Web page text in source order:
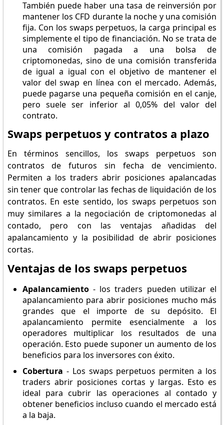
También puede haber una tasa de reinversión por
mantener los CFD durante la noche y una comisión
fija. Con los swaps perpetuos, la carga principal es
simplemente el tipo de financiación. No se trata de
una comisión pagada a una bolsa de
criptomonedas, sino de una comisión transferida
de igual a igual con el objetivo de mantener el
valor del swap en línea con el mercado. Además,
puede pagarse una pequeña comisión en el canje,
pero suele ser inferior al 0,05% del valor del
contrato.
Swaps perpetuos y contratos a plazo
En términos sencillos, los swaps perpetuos son
contratos de futuros sin fecha de vencimiento.
Permiten a los traders abrir posiciones apalancadas
sin tener que controlar las fechas de liquidación de los
contratos. En este sentido, los swaps perpetuos son
muy similares a la negociación de criptomonedas al
contado, pero con las ventajas añadidas del
apalancamiento y la posibilidad de abrir posiciones
cortas.
Ventajas de los swaps perpetuos
Apalancamiento- los traders pueden utilizar el
apalancamiento para abrir posiciones mucho más
grandes que el importe de su depósito. El
apalancamiento permite esencialmente a los
operadores multiplicar los resultados de una
operación. Esto puede suponer un aumento de los
beneficios para los inversores con éxito.
Cobertura - Los swaps perpetuos permiten a los
traders abrir posiciones cortas y largas. Esto es
ideal para cubrir las operaciones al contado y
obtener beneficios incluso cuando el mercado está
a la baja.